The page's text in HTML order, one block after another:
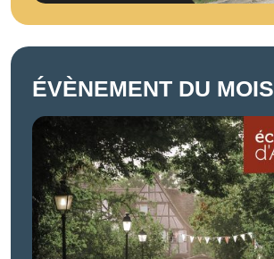
ÉVÈNEMENT DU MOIS